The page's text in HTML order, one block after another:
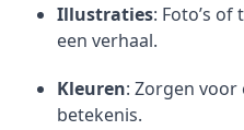
Illustraties: Foto’s
een verhaal.
Kleuren: Zorgen voor
betekenis.